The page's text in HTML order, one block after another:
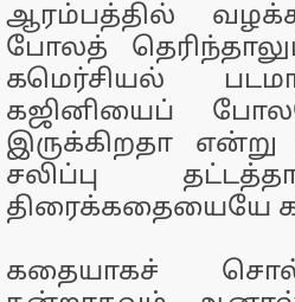
ஆரம்பத்தில்
போலத்
கமெர்சியல்
கஜினியைப்
இருக்கிறதா
சலிப்பு
திரைக்கதையையே
கதையாகச்